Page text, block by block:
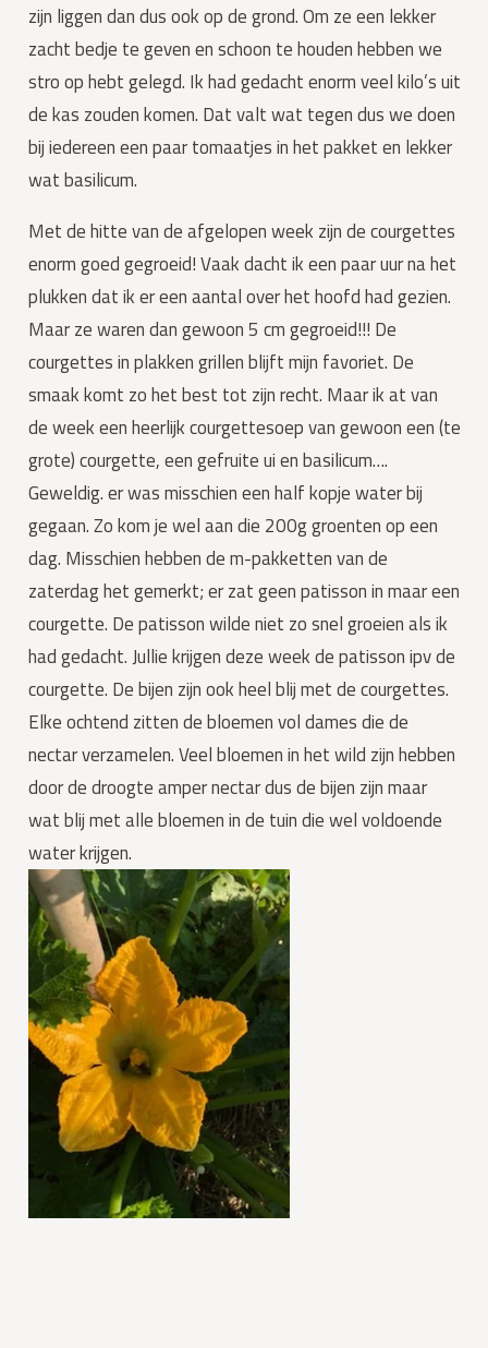
zijn liggen dan dus ook op de grond. Om ze een lekker
zacht bedje te geven en schoon te houden hebben we
stro op hebt gelegd. Ik had gedacht enorm veel kilo’s uit
de kas zouden komen. Dat valt wat tegen dus we doen
bij iedereen een paar tomaatjes in het pakket en lekker
wat basilicum.
Met de hitte van de afgelopen week zijn de courgettes
enorm goed gegroeid! Vaak dacht ik een paar uur na het
plukken dat ik er een aantal over het hoofd had gezien.
Maar ze waren dan gewoon 5 cm gegroeid!!! De
courgettes in plakken grillen blijft mijn favoriet. De
smaak komt zo het best tot zijn recht. Maar ik at van
de week een heerlijk courgettesoep van gewoon een (te
grote) courgette, een gefruite ui en basilicum….
Geweldig. er was misschien een half kopje water bij
gegaan. Zo kom je wel aan die 200g groenten op een
dag. Misschien hebben de m-pakketten van de
zaterdag het gemerkt; er zat geen patisson in maar een
courgette. De patisson wilde niet zo snel groeien als ik
had gedacht. Jullie krijgen deze week de patisson ipv de
courgette. De bijen zijn ook heel blij met de courgettes.
Elke ochtend zitten de bloemen vol dames die de
nectar verzamelen. Veel bloemen in het wild zijn hebben
door de droogte amper nectar dus de bijen zijn maar
wat blij met alle bloemen in de tuin die wel voldoende
water krijgen.